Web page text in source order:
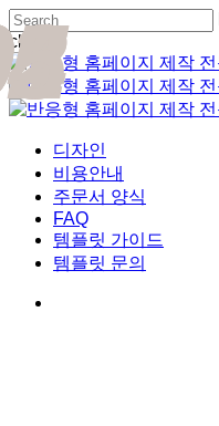
Skip
to
main
content
close
Close
Search
Menu
디자인
비용안내
주문서 양식
FAQ
템플릿 가이드
템플릿 문의